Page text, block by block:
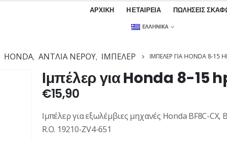
ΑΡΧΙΚΉ Η ΕΤΑΙΡΕΊΑ ΠΩΛΉΣΕΙΣ
ΕΛΛΗΝΙΚΆ
HONDA, ΑΝΤΛΊΑ ΝΕΡΟΎ, ΙΜΠΈΛΕΡ ΙΜΠΈΛΕΡ ΓΙΑ HONDA 8-15
Ιμπέλερ για Honda 8-15
€15,90
Ιμπέλερ για εξωλέμβιες μηχανές Honda BF8C-CX,
R.O. 19210-ZV4-651